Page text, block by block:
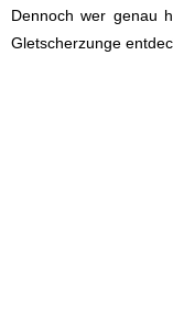
Dennoch wer genau
Gletscherzunge